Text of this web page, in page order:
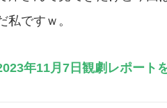
ですｗ。
年11月7日観劇レポート